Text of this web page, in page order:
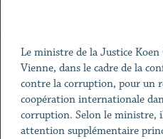
Le ministre de la Justice Koen
Vienne, dans le cadre de la
contre la corruption, pour un
coopération internationale
corruption. Selon le ministre,
attention supplémentaire